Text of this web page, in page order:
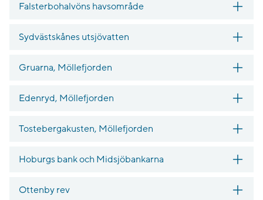
Falsterbohalvöns havsområde
Sydvästskånes utsjövatten
Gruarna, Möllefjorden
Edenryd, Möllefjorden
Tostebergakusten, Möllefjorden
Hoburgs bank och Midsjöbankarna
Ottenby rev